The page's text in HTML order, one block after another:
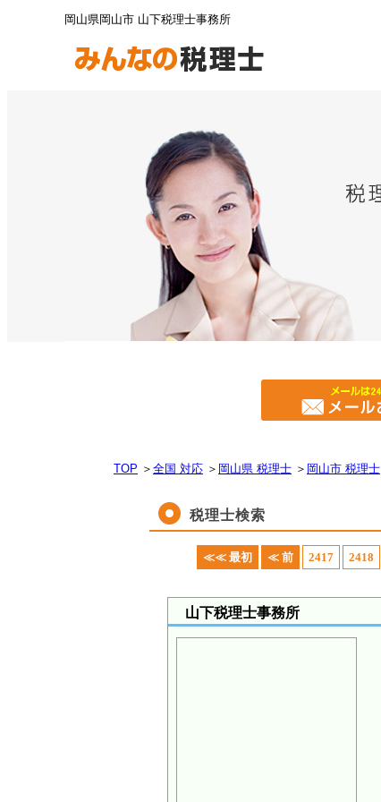
岡山県岡山市 山下税理士事務所
TOP ＞ 全国 対応 ＞ 岡山県 税理士 ＞ 岡山市 税理士
税理士検索
≪≪ 最初 ≪ 前 2417 2418
山下税理士事務所